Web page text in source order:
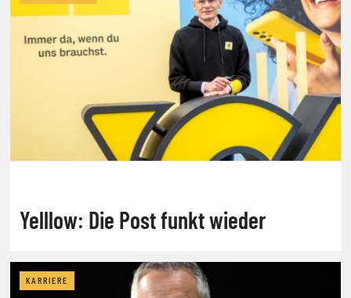
Yelllow: Die Post funkt wieder
KARRIERE